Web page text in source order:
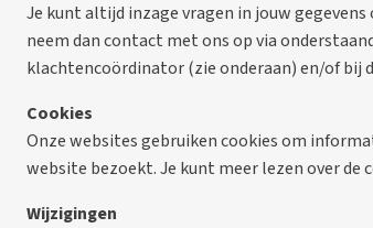
Je kunt altijd inzage vragen in jouw
neem dan contact met ons op via
klachtencoördinator (zie onderaan) en/of bij
Cookies
Onze websites gebruiken cookies om
website bezoekt. Je kunt meer lezen over de
Wijzigingen